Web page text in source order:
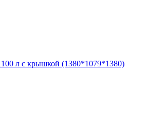
л с крышкой (1380*1079*1380)